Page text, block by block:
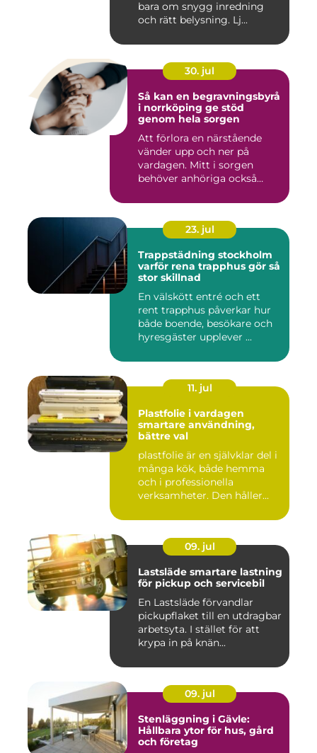
bara om snygg inredning
och rätt belysning. Lj...
30. jul
Så kan en begravningsbyrå
i norrköping ge stöd
genom hela sorgen
Att förlora en närstående
vänder upp och ner på
vardagen. Mitt i sorgen
behöver anhöriga också
23. jul
Trappstädning stockholm
varför rena trapphus gör så
stor skillnad
En välskött entré och ett
rent trapphus påverkar hur
både boende, besökare och
hyresgäster upplever ...
11. jul
Plastfolie i vardagen
smartare användning,
bättre val
plastfolie är en självklar del i
många kök, både hemma
och i professionella
verksamheter. Den håller...
09. jul
Lastsläde smartare lastning
för pickup och servicebil
En Lastsläde förvandlar
pickupflaket till en utdragbar
arbetsyta. I stället för att
krypa in på knän...
09. jul
Stenläggning i Gävle:
Hållbara ytor för hus, gård
och företag